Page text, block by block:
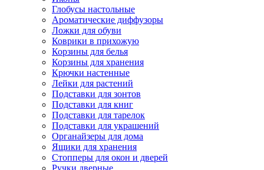
Глобусы настольные
Ароматические диффузоры
Ложки для обуви
Коврики в прихожую
Корзины для белья
Корзины для хранения
Крючки настенные
Лейки для растений
Подставки для зонтов
Подставки для книг
Подставки для тарелок
Подставки для украшений
Органайзеры для дома
Ящики для хранения
Стопперы для окон и дверей
Ручки дверные